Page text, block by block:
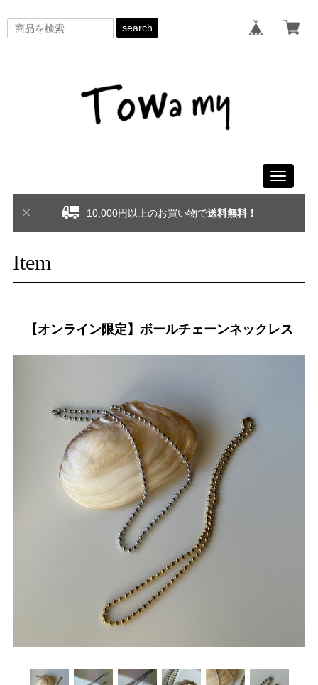
search
Toggle
10,000円以上のお買い物で送料無料！
Item
【オンライン限定】ボールチェーンネックレス